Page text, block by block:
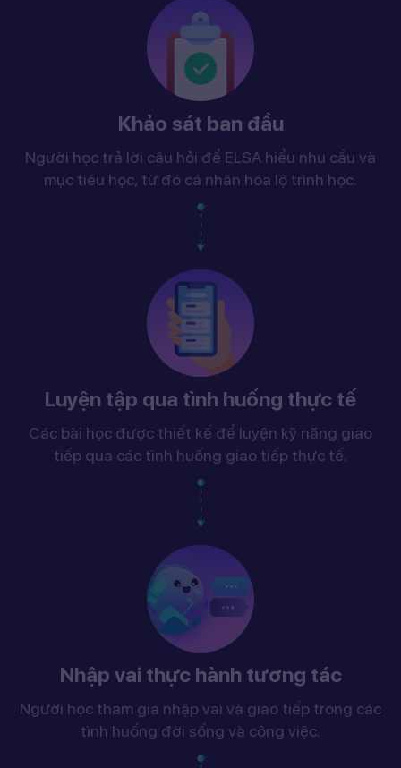
Khảo sát ban đầu
Người học trả lời câu hỏi để ELSA hiểu nhu cầu và
mục tiêu học, từ đó cá nhân hóa lộ trình học.
Luyện tập qua tình huống thực tế
Các bài học được thiết kế để luyện kỹ năng giao
tiếp qua các tình huống giao tiếp thực tế.
Nhập vai thực hành tương tác
Người học tham gia nhập vai và giao tiếp trong các
tình huống đời sống và công việc.